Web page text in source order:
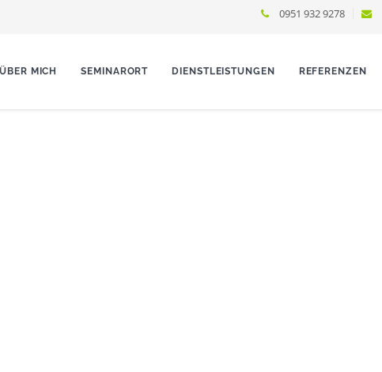
0951 932 9278
ÜBER MICH SEMINARORT DIENSTLEISTUNGEN REFERENZEN